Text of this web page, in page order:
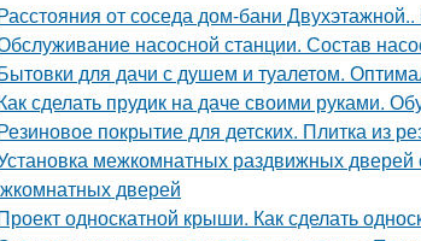
от соседа дом-бани
насосной станции. Состав
для дачи с душем и туалетом.
сделать прудик на даче своими руками.
покрытие для детских. Плитка из
межкомнатных раздвижных
дверей
односкатной крыши. Как сделать